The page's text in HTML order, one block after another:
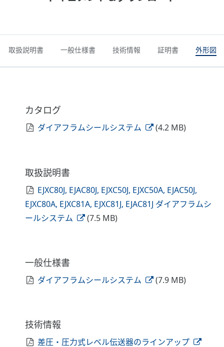
取扱説明書 一般仕様書 技術情報 証明書 外形図
カタログ
ダイアフラムシールシステム (4.2 MB)
取扱説明書
EJXC80J, EJAC80J, EJXC50J, EJXC50A, EJAC50J,
EJXC80A, EJXC81A, EJXC81J, EJAC81J ダイアフラムシ
ールシステム
(7.5 MB)
一般仕様書
ダイアフラムシールシステム (7.9 MB)
技術情報
差圧・圧力式レベル伝送器のラインアップ